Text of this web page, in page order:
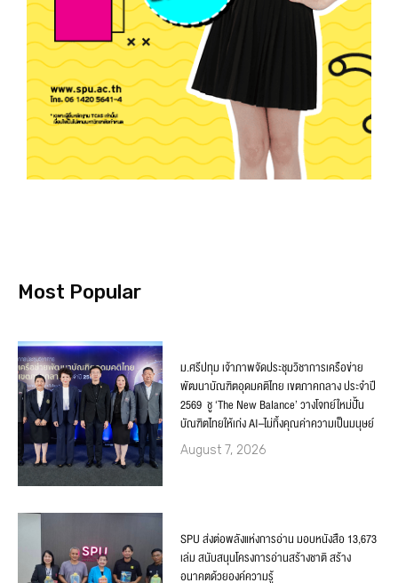
Most Popular
ม.ศรีปทุม เจ้าภาพจัดประชุมวิชาการเครือข่าย
พัฒนาบัณฑิตอุดมคติไทย เขตภาคกลาง ประจำปี
2569 ชู ‘The New Balance’ วางโจทย์ใหม่ปั้น
บัณฑิตไทยให้เก่ง AI–ไม่ทิ้งคุณค่าความเป็นมนุษย์
August 7, 2026
SPU ส่งต่อพลังแห่งการอ่าน มอบหนังสือ 13,673
เล่ม สนับสนุนโครงการอ่านสร้างชาติ สร้าง
อนาคตด้วยองค์ความรู้